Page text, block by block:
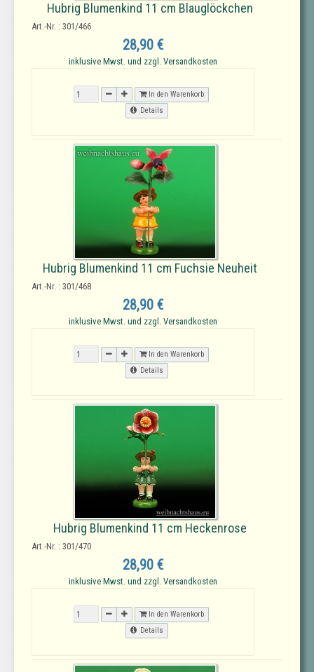
Hubrig Blumenkind 11 cm Blauglöckchen
Art.-Nr. : 301/466
28,90 €
inklusive Mwst. und zzgl. Versandkosten
In den Warenkorb
Details
Hubrig Blumenkind 11 cm Fuchsie Neuheit
Art.-Nr. : 301/468
28,90 €
inklusive Mwst. und zzgl. Versandkosten
In den Warenkorb
Details
Hubrig Blumenkind 11 cm Heckenrose
Art.-Nr. : 301/470
28,90 €
inklusive Mwst. und zzgl. Versandkosten
In den Warenkorb
Details